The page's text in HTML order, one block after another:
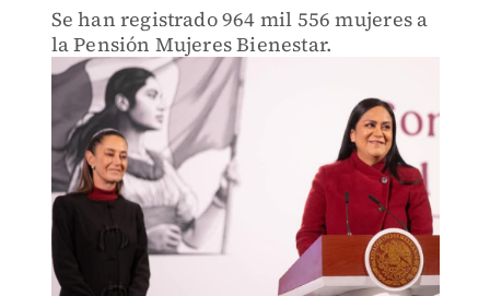
Se han registrado 964 mil 556 mujeres a
la Pensión Mujeres Bienestar.